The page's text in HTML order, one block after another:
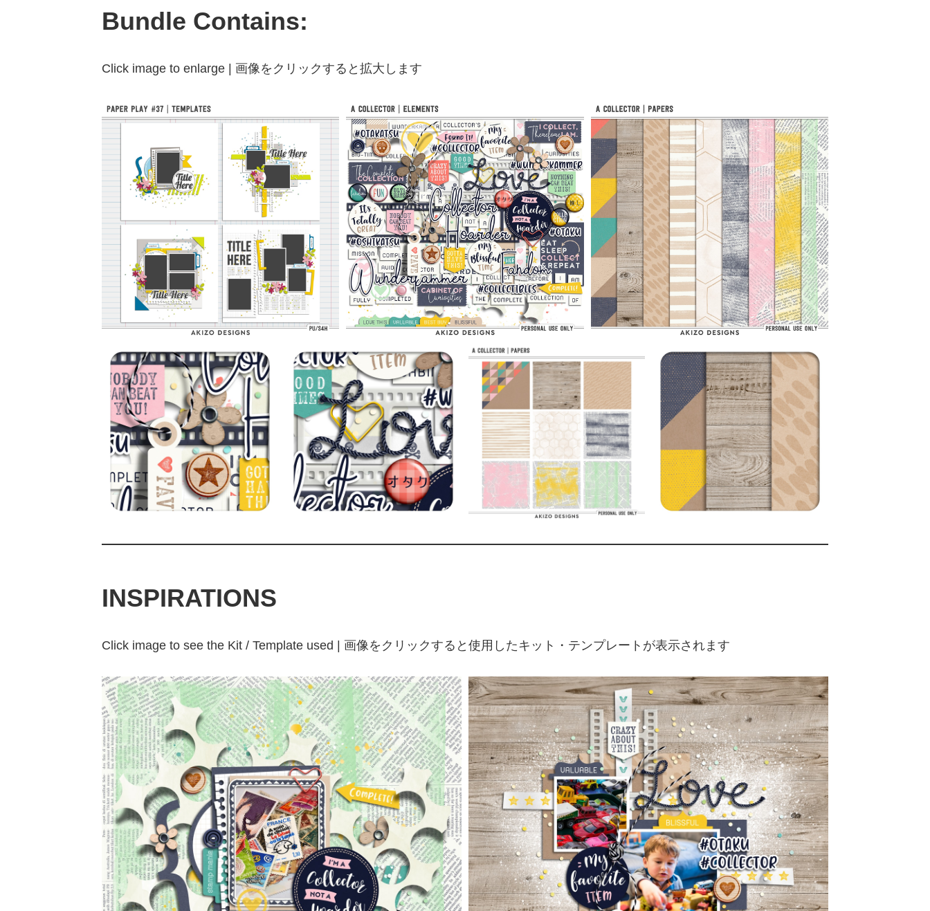
Bundle Contains:
Click image to enlarge | 画像をクリックすると拡大します
INSPIRATIONS
Click image to see the Kit / Template used | 画像をクリックすると使用したキット・テンプレートが表示されます